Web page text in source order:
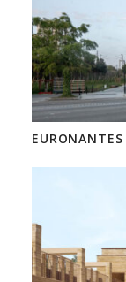
EURONANTES